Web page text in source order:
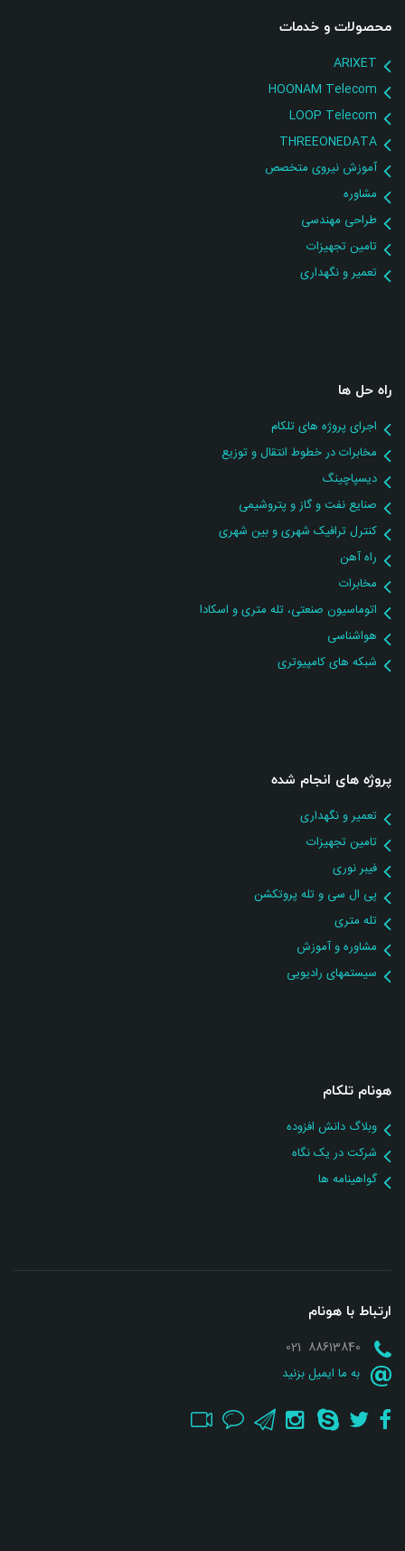
محصولات و خدمات
ARIXET
HOONAM Telecom
LOOP Telecom
THREEONEDATA
آموزش نیروی متخصص
مشاوره
طراحی مهندسی
تامین تجهیزات
تعمیر و نگهداری
راه حل ها
اجرای پروژه های تلکام
مخابرات در خطوط انتقال و توزیع
دیسپاچینگ
صنایع نفت و گاز و پتروشیمی
کنترل ترافیک شهری و بین شهری
راه آهن
مخابرات
اتوماسیون صنعتی، تله متری و اسکادا
هواشناسی
شبکه های کامپیوتری
پروژه های انجام شده
تعمیر و نگهداری
تامین تجهیزات
فیبر نوری
پی ال سی و تله پروتکشن
تله متری
مشاوره و آموزش
سیستمهای رادیویی
هونام تلکام
وبلاگ دانش افزوده
شرکت در یک نگاه
گواهینامه ها
ارتباط با هونام
به ما ایمیل بزنید